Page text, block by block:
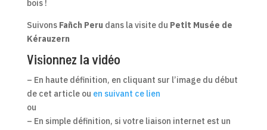
bois !
Suivons Fañch Perudans la visite du Petit Musée de
Kérauzern
Visionnez la vidéo
– En haute définition, en cliquant sur l’image du début
de cet article ou en suivant ce lien
ou
– En simple définition, si votre liaison internet est un